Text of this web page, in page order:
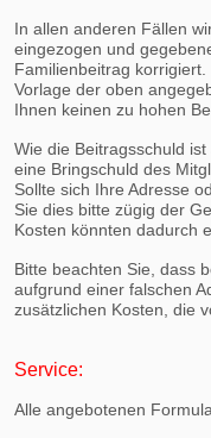
In allen anderen Fällen
eingezogen und
Familienbeitrag
Vorlage der oben
Ihnen keinen zu hohen
Wie die Beitragsschuld
eine Bringschuld des
Sollte sich Ihre Adresse
Sie dies bitte zügig der
Kosten könnten dadurch
Bitte beachten Sie, dass
aufgrund einer falschen
zusätzlichen Kosten, die
Service:
Alle angebotenen